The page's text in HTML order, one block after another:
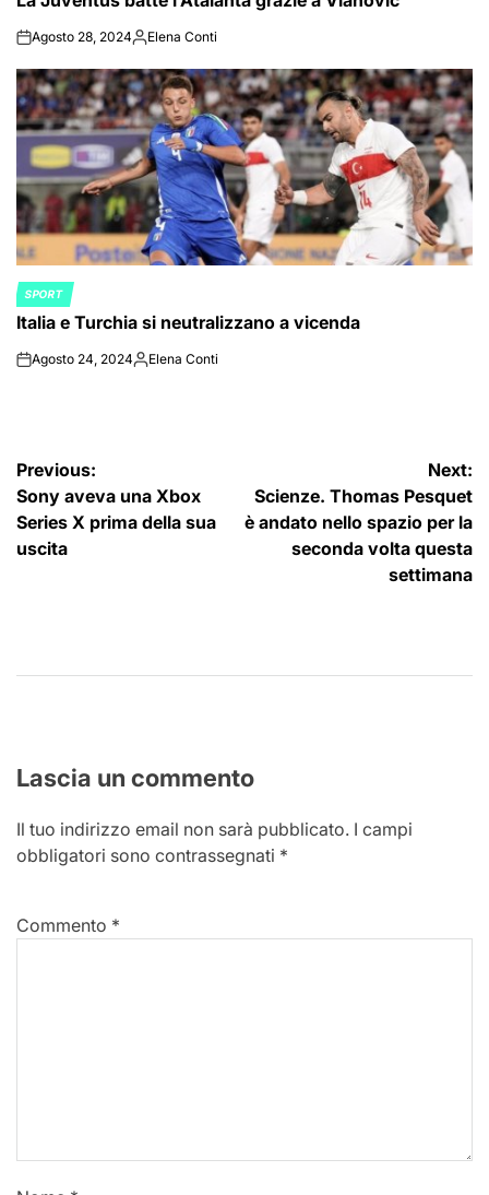
onAgosto 28, 2024Posted
Elena Conti
POSTED
IN
SPORT
Italia e Turchia si neutralizzano a vicenda
onAgosto 24, 2024Posted
Elena Conti
Navigazione
articoli
Previous:
Sony aveva una Xbox
Series X prima della sua
uscita
Next:
Scienze. Thomas Pesquet
è andato nello spazio per la
seconda volta questa
settimana
Lascia un commento
Il tuo indirizzo email non sarà pubblicato. I campi
obbligatori sono contrassegnati *
Commento *